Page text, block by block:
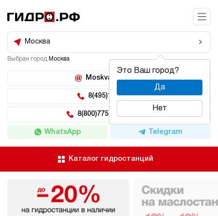
Москва
Это Ваш город?
Да
Нет
Выбран город Москва
Moskva@hidro.ru
8(495)150-04-62
8(800)775-04-62 доб 2
WhatsApp Telegram
Каталог гидростанций